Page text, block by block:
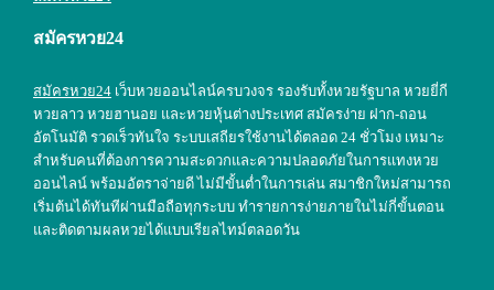
สมัครหวย24
สมัครหวย24 เว็บหวยออนไลน์ครบวงจร รองรับทั้งหวยรัฐบาล หวยยี่กี
หวยลาว หวยฮานอย และหวยหุ้นต่างประเทศ สมัครง่าย ฝาก-ถอน
อัตโนมัติ รวดเร็วทันใจ ระบบเสถียรใช้งานได้ตลอด 24 ชั่วโมง เหมาะ
สำหรับคนที่ต้องการความสะดวกและความปลอดภัยในการแทงหวย
ออนไลน์ พร้อมอัตราจ่ายดี ไม่มีขั้นต่ำในการเล่น สมาชิกใหม่สามารถ
เริ่มต้นได้ทันทีผ่านมือถือทุกระบบ ทำรายการง่ายภายในไม่กี่ขั้นตอน
และติดตามผลหวยได้แบบเรียลไทม์ตลอดวัน